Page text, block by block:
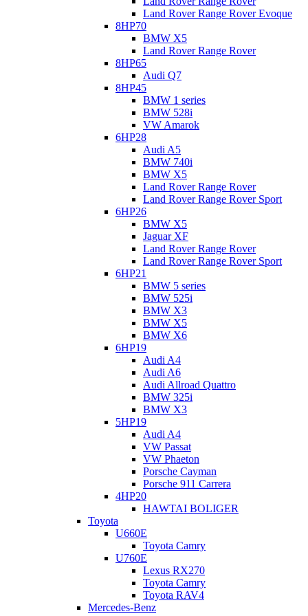
Land Rover Range Rover Evoque
8HP70
BMW X5
Land Rover Range Rover
8HP65
Audi Q7
8HP45
BMW 1 series
BMW 528i
VW Amarok
6HP28
Audi A5
BMW 740i
BMW X5
Land Rover Range Rover
Land Rover Range Rover Sport
6HP26
BMW X5
Jaguar XF
Land Rover Range Rover
Land Rover Range Rover Sport
6HP21
BMW 5 series
BMW 525i
BMW X3
BMW X5
BMW X6
6HP19
Audi A4
Audi A6
Audi Allroad Quattro
BMW 325i
BMW X3
5HP19
Audi A4
VW Passat
VW Phaeton
Porsche Cayman
Porsche 911 Carrera
4HP20
HAWTAI BOLIGER
Toyota
U660E
Toyota Camry
U760E
Lexus RX270
Toyota Camry
Toyota RAV4
Mercedes-Benz
Мехатроник DSG7 DL382-7F (0CK) / DL382-7Q (0CL).
Как быстро мехатроник может сломать сцепление,
предугадать трудно. Многое зависит от стиля вождения.